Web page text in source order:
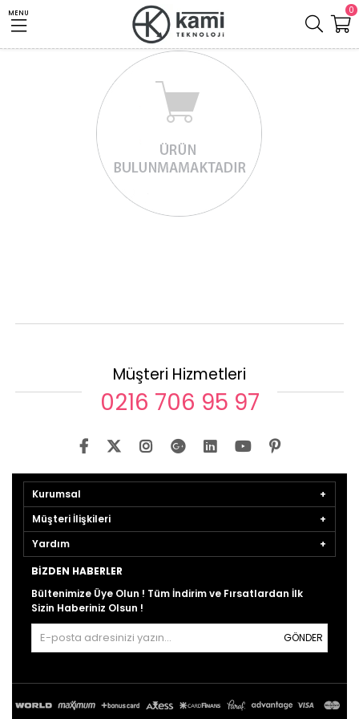
MENU 0
Müşteri Hizmetleri
0216 706 95 97
Kurumsal
Müşteri İlişkileri
Yardım
BIZDEN HABERLER
Bültenimize Üye Olun ! Tüm İndirim ve Fırsatlardan İlk
Sizin Haberiniz Olsun !
GÖNDER